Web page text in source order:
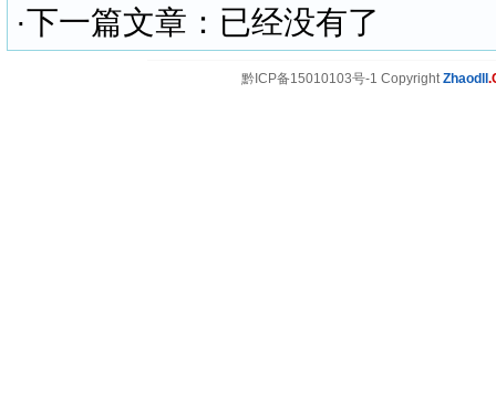
·下一篇文章：已经没有了
黔ICP备15010103号-1 CopyrightZhaodll